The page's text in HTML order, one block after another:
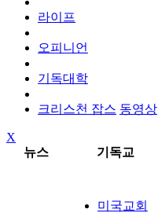
라이프
오피니언
기독대학
크리스천 잡스 동영상
X
뉴스
기독교
미국교회